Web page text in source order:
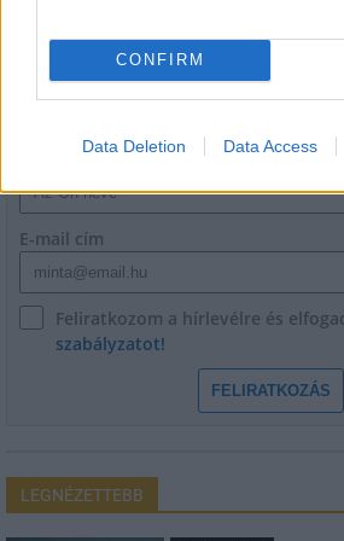
CONFIRM
Data Deletion Data Access
E-mail cím
Feliratkozom a hírlevélre és
szabályzatot!
FELIRATKOZÁS
LEGNÉZETTEBB